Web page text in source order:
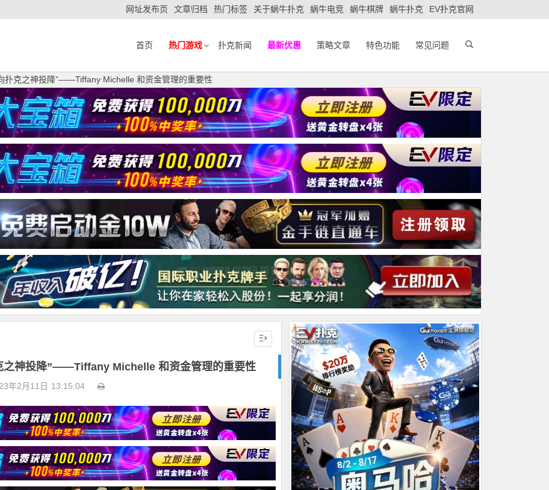
网址发布页 文章归档 热门标签 关于蜗牛扑克 蜗牛电竞 蜗牛棋牌 蜗牛扑克 EV扑克官网
首页 热门游戏 扑克新闻 最新优惠 策略文章 特色功能 常见问题
扑克之神投降”——Tiffany Michelle 和资金管理的重要性
之神投降”——Tiffany Michelle 和资金管理的重要性
年2月11日 13:15:04